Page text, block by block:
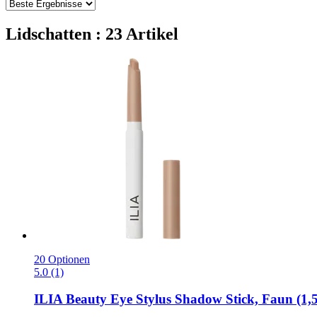
Lidschatten : 23 Artikel
20 Optionen
5.0 (1)
ILIA Beauty Eye Stylus Shadow Stick, Faun